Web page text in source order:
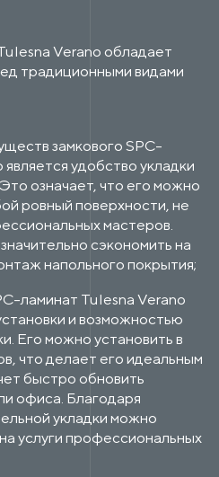
Verano обладает
традиционными видами
замкового SPC-
удобство укладки
означает, что его можно
ровный поверхности, не
мастеров.
сэкономить на
напольного покрытия;
ламинат Tulesna Verano
и возможностью
Его можно установить в
что делает его идеальным
быстро обновить
офиса. Благодаря
укладки можно
услуги профессиональных